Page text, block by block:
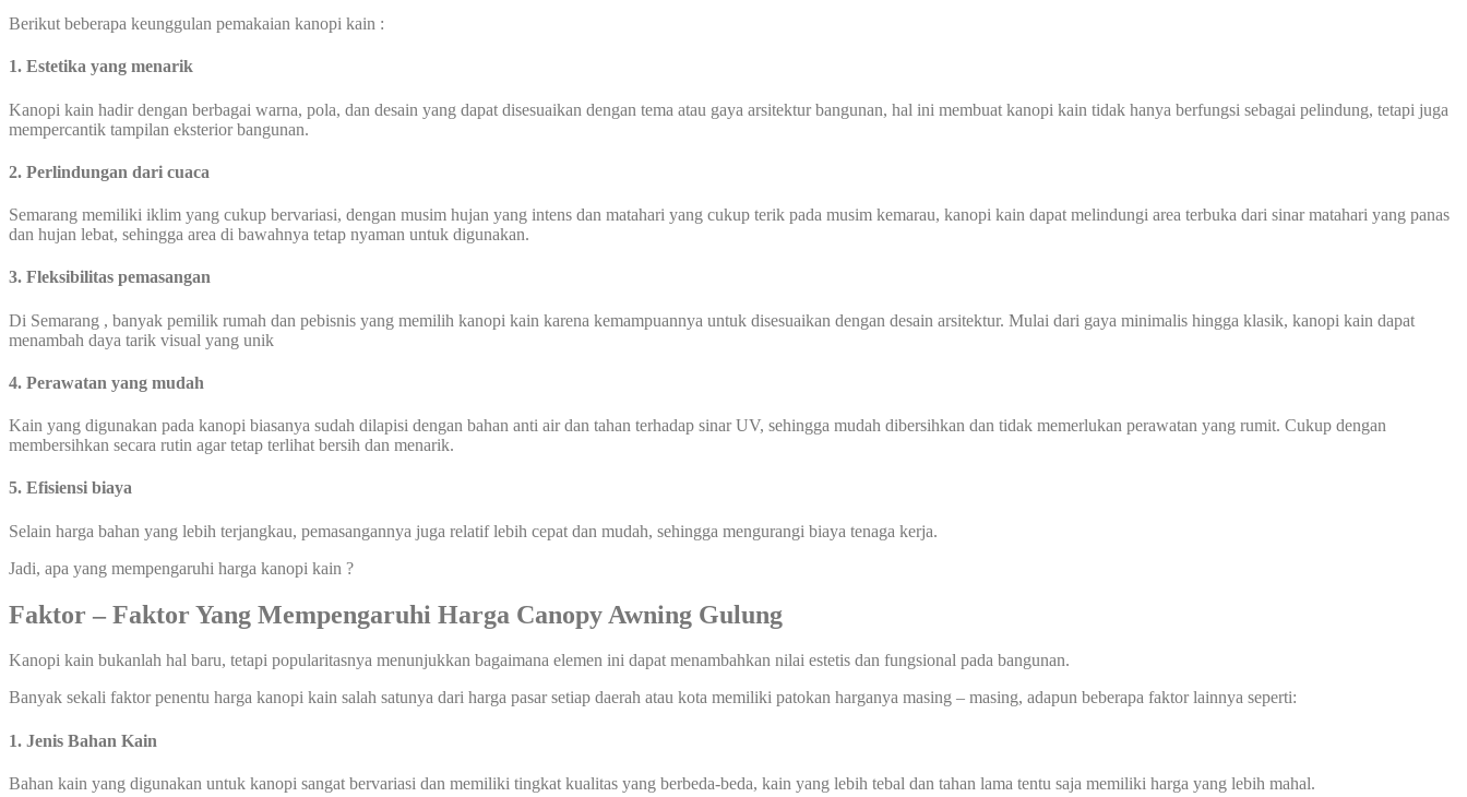
Berikut beberapa keunggulan pemakaian kanopi kain :
1. Estetika yang menarik
Kanopi kain hadir dengan berbagai warna, pola, dan desain yang dapat disesuaikan dengan tema atau gaya arsitektur bangunan, hal ini membuat kanopi kain tidak hanya berfungsi sebagai pelindung, tetapi juga
mempercantik tampilan eksterior bangunan.
2. Perlindungan dari cuaca
Semarang memiliki iklim yang cukup bervariasi, dengan musim hujan yang intens dan matahari yang cukup terik pada musim kemarau, kanopi kain dapat melindungi area terbuka dari sinar matahari yang panas
dan hujan lebat, sehingga area di bawahnya tetap nyaman untuk digunakan.
3. Fleksibilitas pemasangan
Di Semarang , banyak pemilik rumah dan pebisnis yang memilih kanopi kain karena kemampuannya untuk disesuaikan dengan desain arsitektur. Mulai dari gaya minimalis hingga klasik, kanopi kain dapat
menambah daya tarik visual yang unik
4. Perawatan yang mudah
Kain yang digunakan pada kanopi biasanya sudah dilapisi dengan bahan anti air dan tahan terhadap sinar UV, sehingga mudah dibersihkan dan tidak memerlukan perawatan yang rumit. Cukup dengan
membersihkan secara rutin agar tetap terlihat bersih dan menarik.
5. Efisiensi biaya
Selain harga bahan yang lebih terjangkau, pemasangannya juga relatif lebih cepat dan mudah, sehingga mengurangi biaya tenaga kerja.
Jadi, apa yang mempengaruhi harga kanopi kain ?
Faktor – Faktor Yang Mempengaruhi Harga Canopy Awning Gulung
Kanopi kain bukanlah hal baru, tetapi popularitasnya menunjukkan bagaimana elemen ini dapat menambahkan nilai estetis dan fungsional pada bangunan.
Banyak sekali faktor penentu harga kanopi kain salah satunya dari harga pasar setiap daerah atau kota memiliki patokan harganya masing – masing, adapun beberapa faktor lainnya seperti:
1. Jenis Bahan Kain
Bahan kain yang digunakan untuk kanopi sangat bervariasi dan memiliki tingkat kualitas yang berbeda-beda, kain yang lebih tebal dan tahan lama tentu saja memiliki harga yang lebih mahal.